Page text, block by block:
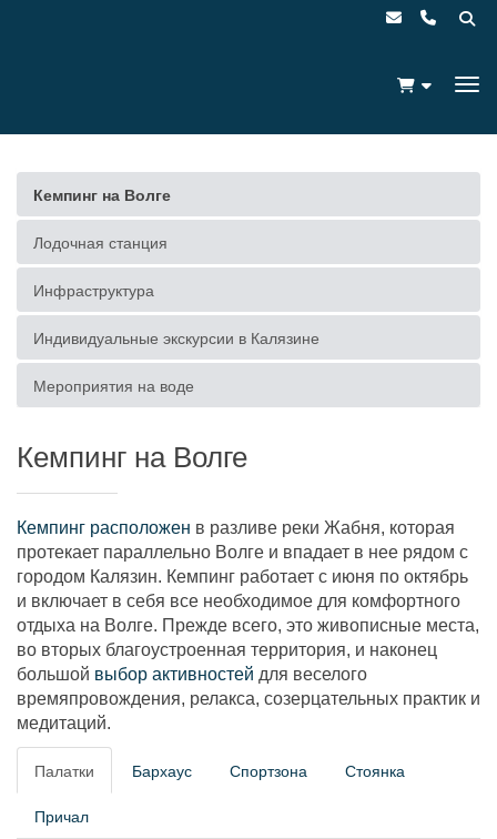
Кемпинг на Волге
Лодочная станция
Инфраструктура
Индивидуальные экскурсии в Калязине
Мероприятия на воде
Кемпинг на Волге
Кемпинг расположен в разливе реки Жабня, которая
протекает параллельно Волге и впадает в нее рядом с
городом Калязин. Кемпинг работает с июня по октябрь
и включает в себя все необходимое для комфортного
отдыха на Волге. Прежде всего, это живописные места,
во вторых благоустроенная территория, и наконец
большой выбор активностей для веселого
времяпровождения, релакса, созерцательных практик и
медитаций.
Палатки Бархаус Спортзона Стоянка
Причал